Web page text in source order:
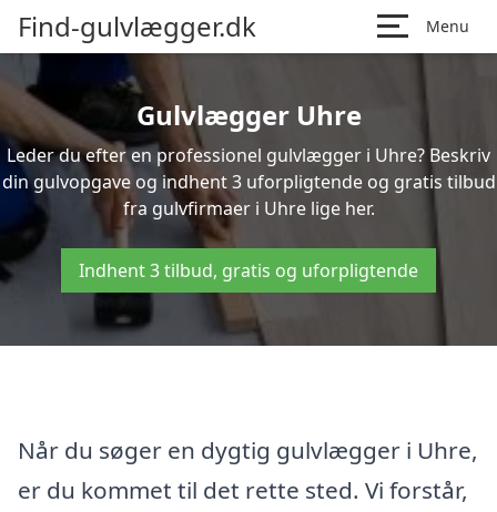
Find-gulvlægger.dk Menu
Gulvlægger Uhre
Leder du efter en professionel gulvlægger i Uhre? Beskriv
din gulvopgave og indhent 3 uforpligtende og gratis tilbud
fra gulvfirmaer i Uhre lige her.
Indhent 3 tilbud, gratis og uforpligtende
Når du søger en dygtig gulvlægger i Uhre,
er du kommet til det rette sted. Vi forstår,